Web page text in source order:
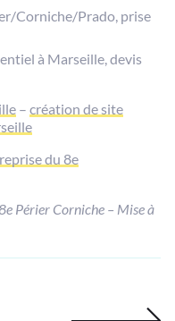
Corniche/Prado, prise
à Marseille, devis
– création de site
du 8e
Périer Corniche – Mise à